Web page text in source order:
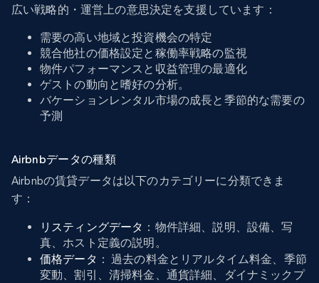
広い戦略的・運営上の意思決定を支援しています：
需要の高い地域と投資機会の特定
競合他社の価格設定と稼働率戦略の監視
物件パフォーマンスと収益管理の最適化
ゲストの動向と嗜好の分析。
バケーションレンタル市場の成長と季節的な需要の
予測
Airbnbデータの種類
Airbnbの賃貸データは以下のカテゴリーに分類できま
す：
リスティングデータ ：物件詳細、説明、設備、写
真、ホスト定義の説明。
価格データ ： 過去の料金とリアルタイム料金、季節
変動、割引、清掃料金、通貨詳細、ダイナミックプ